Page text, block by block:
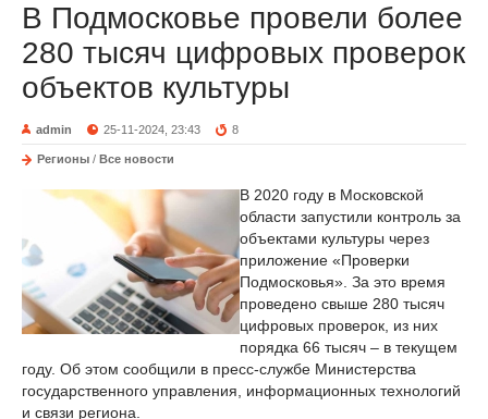
В Подмосковье провели более
280 тысяч цифровых проверок
объектов культуры
admin 25-11-2024, 23:43 8
Регионы / Все новости
В 2020 году в Московской
области запустили контроль за
объектами культуры через
приложение «Проверки
Подмосковья». За это время
проведено свыше 280 тысяч
цифровых проверок, из них
порядка 66 тысяч – в текущем
году. Об этом сообщили в пресс-службе Министерства
государственного управления, информационных технологий
и связи региона.